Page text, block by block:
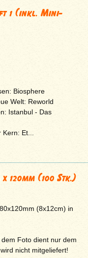
1 (inkl. Mini-
Biosphere
Welt: Reworld
Istanbul - Das
Et...
120mm (100 Stk.)
(8x12cm) in
Foto dient nur dem
nicht mitgeliefert!